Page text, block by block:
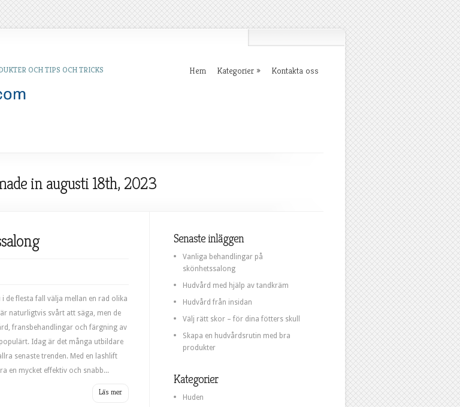
OCH TIPS OCH TRICKS Hem Kategorier Kontakta oss
in augusti 18th, 2023
de flesta fall välja mellan en rad olika
naturligtvis svårt att säga, men de
fransbehandlingar och färgning av
Idag är det många utbildare
senaste trenden. Med en lashlift
en mycket effektiv och snabb...
Senaste inläggen
Vanliga behandlingar på
skönhetssalong
Hudvård med hjälp av tandkräm
Hudvård från insidan
Välj rätt skor – för dina fötters skull
Skapa en hudvårdsrutin med bra
produkter
Kategorier
Huden